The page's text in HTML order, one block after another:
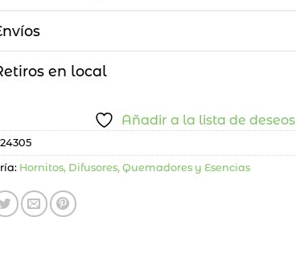
en local
Añadir a la lista de deseos
Hornitos, Difusores, Quemadores y Esencias